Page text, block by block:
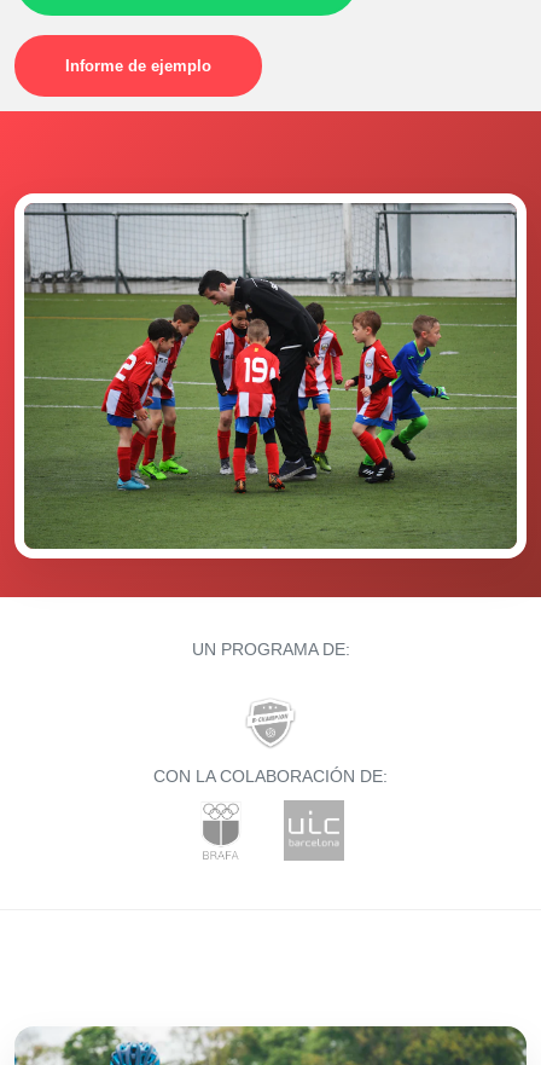
Informe de ejemplo
UN PROGRAMA DE:
CON LA COLABORACIÓN DE: